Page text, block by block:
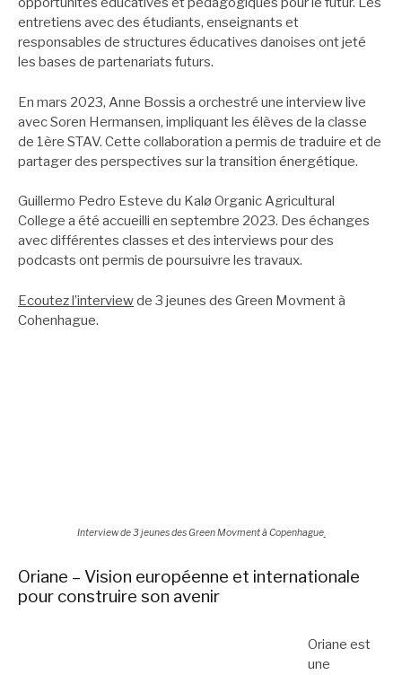
entretiens avec des étudiants, enseignants et
responsables de structures éducatives danoises ont jeté
les bases de partenariats futurs.
En mars 2023, Anne Bossis a orchestré une interview live
avec Soren Hermansen, impliquant les élèves de la classe
de 1ère STAV. Cette collaboration a permis de traduire et de
partager des perspectives sur la transition énergétique.
Guillermo Pedro Esteve du Kalø Organic Agricultural
College a été accueilli en septembre 2023. Des échanges
avec différentes classes et des interviews pour des
podcasts ont permis de poursuivre les travaux.
Ecoutez l’interviewde 3 jeunes des Green Movment à
Cohenhague.
Interview de 3 jeunes des Green Movment à Copenhague
Oriane – Vision européenne et internationale
pour construire son avenir
Oriane est
une